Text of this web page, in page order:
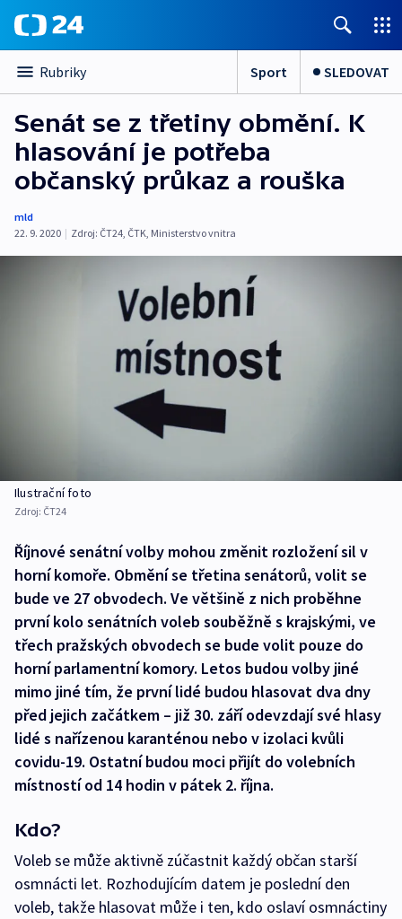
Rubriky Sport SLEDOVAT
Senát se z třetiny obmění. K
hlasování je potřeba
občanský průkaz a rouška
mld
22. 9. 2020 | Zdroj: ČT24, ČTK, Ministerstvo vnitra
Ilustrační foto
Zdroj: ČT24
Říjnové senátní volby mohou změnit rozložení sil v
horní komoře. Obmění se třetina senátorů, volit se
bude ve 27 obvodech. Ve většině z nich proběhne
první kolo senátních voleb souběžně s krajskými, ve
třech pražských obvodech se bude volit pouze do
horní parlamentní komory. Letos budou volby jiné
mimo jiné tím, že první lidé budou hlasovat dva dny
před jejich začátkem – již 30. září odevzdají své hlasy
lidé s nařízenou karanténou nebo v izolaci kvůli
covidu-19. Ostatní budou moci přijít do volebních
místností od 14 hodin v pátek 2. října.
Kdo?
Voleb se může aktivně zúčastnit každý občan starší
osmnácti let. Rozhodujícím datem je poslední den
voleb, takže hlasovat může i ten, kdo oslaví osmnáctiny